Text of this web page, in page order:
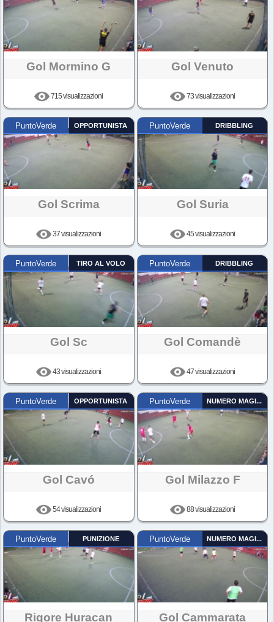
Gol Mormino G
715 visualizzazioni
Gol Venuto
73 visualizzazioni
PuntoVerde OPPORTUNISTA
Gol Scrima
37 visualizzazioni
PuntoVerde DRIBBLING
Gol Suria
45 visualizzazioni
PuntoVerde TIRO AL VOLO
Gol Sc
43 visualizzazioni
PuntoVerde DRIBBLING
Gol Comandè
47 visualizzazioni
PuntoVerde OPPORTUNISTA
Gol Cavó
54 visualizzazioni
PuntoVerde NUMERO MAGICO
Gol Milazzo F
88 visualizzazioni
PuntoVerde PUNIZIONE
Rigore Huracan
PuntoVerde NUMERO MAGICO
Gol Cammarata